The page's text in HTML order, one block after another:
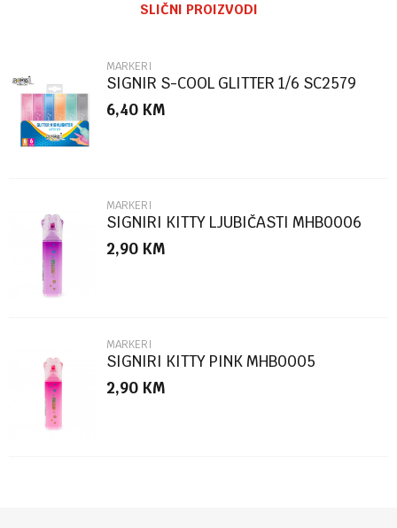
Poruka
POŠALJI
SLIČNI PROIZVODI
MARKERI
SIGNIR S-COOL GLITTER 1/6 SC2579
6,40 KM
MARKERI
SIGNIRI KITTY LJUBIČASTI MHB0006
2,90 KM
MARKERI
SIGNIRI KITTY PINK MHB0005
2,90 KM